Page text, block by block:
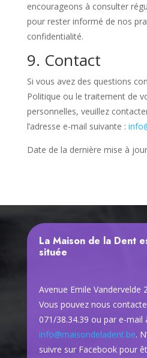
encourageons à consulter
pour rester informé de nos
confidentialité.
9. Contact
Si vous avez des questions
Politique ou le traitement de
personnelles, veuillez
l’adresse e-mail suivante :
Date de la dernière mise à
La Maison de la Dent
située
Avenue Emile Vandervelde
Vous pouvez nous
071/38.34.39 ou par e-mail
info@maisondeladent.be.
suivre sur Facebook pour